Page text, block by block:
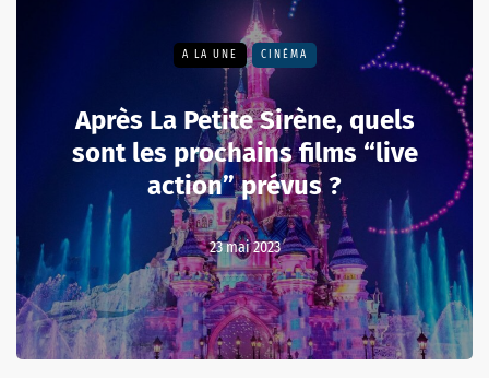
A LA UNE CINÉMA
Après La Petite Sirène, quels
sont les prochains films “live
action” prévus ?
23 mai 2023